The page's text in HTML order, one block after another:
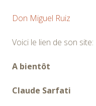
Don Miguel Ruiz
Voici le lien de son site:
A bientôt
Claude Sarfati